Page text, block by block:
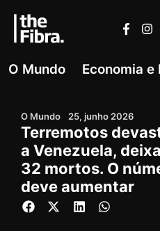
O Mundo Economia e
O Mundo 25, junho 2026
Terremotos
a Venezuela,
32 mortos. O
deve aumentar